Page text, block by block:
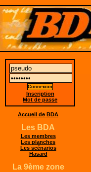
Inscription
Mot de passe
Accueil de BDA
Les BDA
Les membres
Les planches
Les scénarios
Hasard
La 9ème zone